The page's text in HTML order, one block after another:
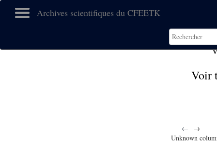
Archives scientifiques du CFEETK
Voir
←
→
Unknown